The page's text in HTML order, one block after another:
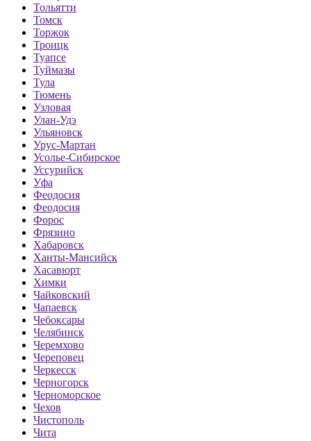
Тольятти
Томск
Торжок
Троицк
Туапсе
Туймазы
Тула
Тюмень
Узловая
Улан-Удэ
Ульяновск
Урус-Мартан
Усолье-Сибирское
Уссурийск
Уфа
Феодосия
Феодосия
Форос
Фрязино
Хабаровск
Ханты-Мансийск
Хасавюрт
Химки
Чайковский
Чапаевск
Чебоксары
Челябинск
Черемхово
Череповец
Черкесск
Черногорск
Черноморское
Чехов
Чистополь
Чита